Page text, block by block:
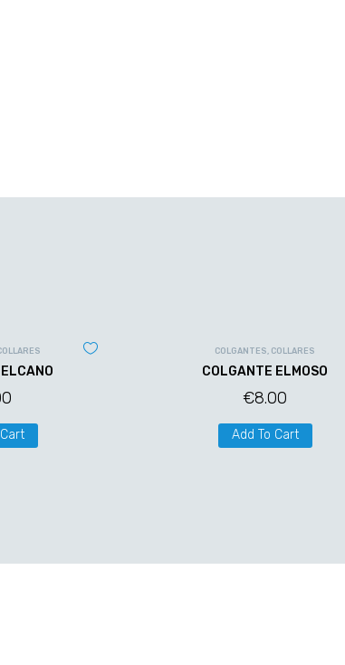
COLGANTES, COLLARES
COLGANTE ELMOSO
€8.00
Add To Cart